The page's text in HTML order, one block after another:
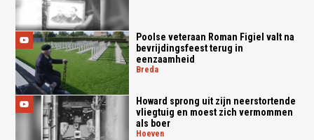
Poolse veteraan Roman Figiel valt na
bevrijdingsfeest terug in
eenzaamheid
breda
Howard sprong uit zijn neerstortende
vliegtuig en moest zich vermommen
als boer
hoeven